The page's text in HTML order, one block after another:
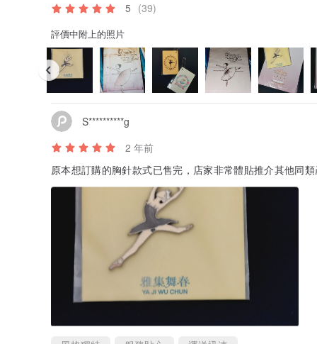
5 (39)
評價中附上的照片
S**********g
2 年前
原本想訂購的胸針款式已售完，店家非常體貼推介其他同